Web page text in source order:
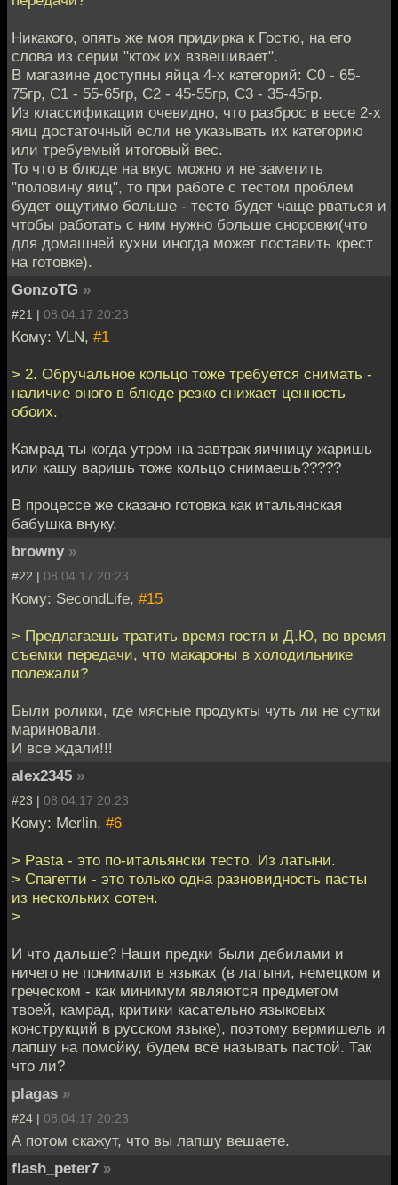
Никакого, опять же моя придирка к Гостю, на его
слова из серии "ктож их взвешивает".
В магазине доступны яйца 4-х категорий: С0 - 65-
75гр, С1 - 55-65гр, С2 - 45-55гр, С3 - 35-45гр.
Из классификации очевидно, что разброс в весе 2-х
яиц достаточный если не указывать их категорию
или требуемый итоговый вес.
То что в блюде на вкус можно и не заметить
"половину яиц", то при работе с тестом проблем
будет ощутимо больше - тесто будет чаще рваться и
чтобы работать с ним нужно больше сноровки(что
для домашней кухни иногда может поставить крест
на готовке).
GonzoTG »
#21 | 08.04.17 20:23
Кому: VLN, #1
> 2. Обручальное кольцо тоже требуется снимать -
наличие оного в блюде резко снижает ценность
обоих.
Камрад ты когда утром на завтрак яичницу жаришь
или кашу варишь тоже кольцо снимаешь?????
В процессе же сказано готовка как итальянская
бабушка внуку.
browny »
#22 | 08.04.17 20:23
Кому: SecondLife, #15
> Предлагаешь тратить время гостя и Д.Ю, во время
съемки передачи, что макароны в холодильнике
полежали?
Были ролики, где мясные продукты чуть ли не сутки
мариновали.
И все ждали!!!
alex2345 »
#23 | 08.04.17 20:23
Кому: Merlin, #6
> Pasta - это по-итальянски тесто. Из латыни.
> Спагетти - это только одна разновидность пасты
из нескольких сотен.
>
И что дальше? Наши предки были дебилами и
ничего не понимали в языках (в латыни, немецком и
греческом - как минимум являются предметом
твоей, камрад, критики касательно языковых
конструкций в русском языке), поэтому вермишель и
лапшу на помойку, будем всё называть пастой. Так
что ли?
plagas »
#24 | 08.04.17 20:23
А потом скажут, что вы лапшу вешаете.
flash_peter7 »